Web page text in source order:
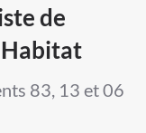
de
83, 13 et 06